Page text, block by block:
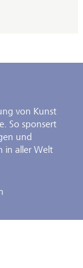
von Kunst
So sponsert
und
in aller Welt